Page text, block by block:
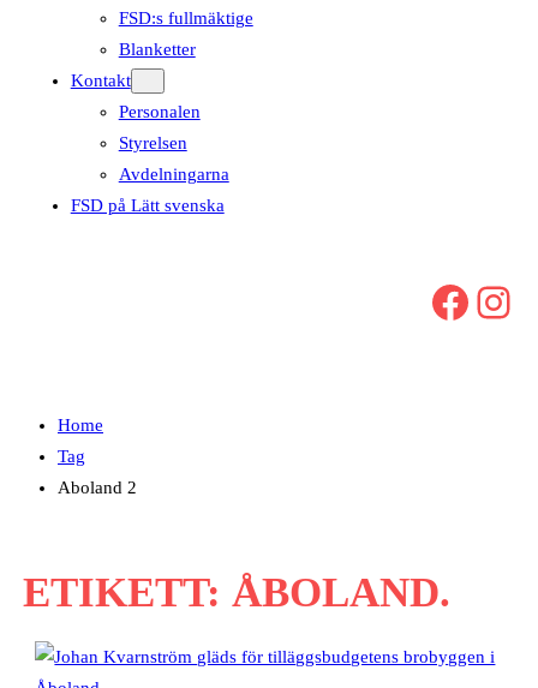
FSD:s fullmäktige
Blanketter
Kontakt
Personalen
Styrelsen
Avdelningarna
FSD på Lätt svenska
Facebook Instagram
Home
Tag
Aboland 2
ETIKETT: ÅBOLAND.